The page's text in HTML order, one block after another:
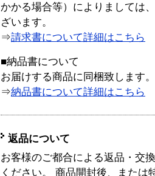
かかる場合等）によりましては
ざいます。
⇒請求書について詳細はこちら
■納品書について
お届けする商品に同梱致します。
⇒納品書について詳細はこちら
返品について
お客様のご都合による返品・交
ください。 商品開封後、または